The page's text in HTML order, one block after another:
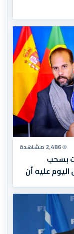
2,486 مشاهدة
بسحب
عليه أن